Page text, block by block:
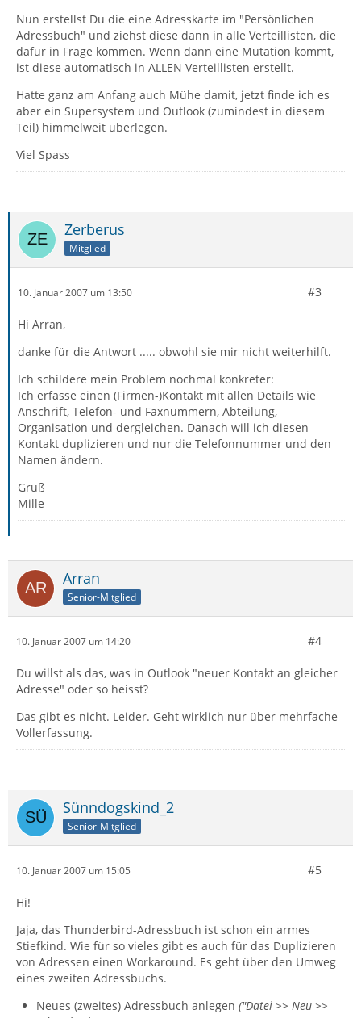
Nun erstellst Du die eine Adresskarte im "Persönlichen
Adressbuch" und ziehst diese dann in alle Verteillisten, die
dafür in Frage kommen. Wenn dann eine Mutation kommt,
ist diese automatisch in ALLEN Verteillisten erstellt.
Hatte ganz am Anfang auch Mühe damit, jetzt finde ich es
aber ein Supersystem und Outlook (zumindest in diesem
Teil) himmelweit überlegen.
Viel Spass
Zerberus
Mitglied
10. Januar 2007 um 13:50 #3
Hi Arran,
danke für die Antwort ..... obwohl sie mir nicht weiterhilft.
Ich schildere mein Problem nochmal konkreter:
Ich erfasse einen (Firmen-)Kontakt mit allen Details wie
Anschrift, Telefon- und Faxnummern, Abteilung,
Organisation und dergleichen. Danach will ich diesen
Kontakt duplizieren und nur die Telefonnummer und den
Namen ändern.
Gruß
Mille
Arran
Senior-Mitglied
10. Januar 2007 um 14:20 #4
Du willst als das, was in Outlook "neuer Kontakt an gleicher
Adresse" oder so heisst?
Das gibt es nicht. Leider. Geht wirklich nur über mehrfache
Vollerfassung.
Sünndogskind_2
Senior-Mitglied
10. Januar 2007 um 15:05 #5
Hi!
Jaja, das Thunderbird-Adressbuch ist schon ein armes
Stiefkind. Wie für so vieles gibt es auch für das Duplizieren
von Adressen einen Workaround. Es geht über den Umweg
eines zweiten Adressbuchs.
Neues (zweites) Adressbuch anlegen ("Datei >> Neu >>